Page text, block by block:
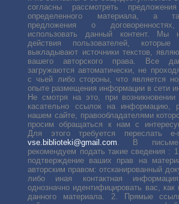
согласны рассмотреть
определенного материала, а
предложения о
использовать данный контент. Мы
действия пользователей, которые
выкладывают источники текстов,
вашего авторского права. Все
загружаются автоматически, не
с чьей либо стороны, что является
опыте размещения информации в сети
Не смотря на это, при
касательно ссылок на информацию,
нашем сайте, правообладателями
просим обращаться к нам с
Для этого требуется переслать
vse.biblioteki@gmail.com . В письме
рекомендуем подать такие сведения :
подтверждение ваших прав на
авторским правом: отсканированный
либо иная контактная
однозначно идентифицировать вас, как
данного материала. 2. Прямые